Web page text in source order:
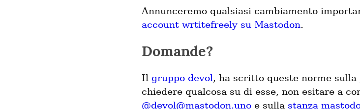
Annunceremo qualsiasi cambiamento
account wrtitefreely su Mastodon.
Domande?
Il gruppo devol, ha scritto queste norme
chiedere qualcosa su di esse, non esitare a
@devol@mastodon.uno e sulla stanza